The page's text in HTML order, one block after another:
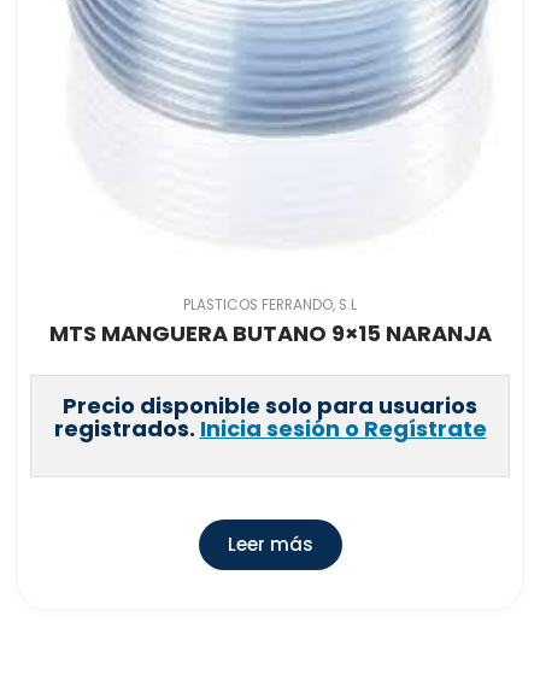
PLASTICOS FERRANDO, S.L
MTS MANGUERA BUTANO 9×15 NARANJA
Precio disponible solo para usuarios
registrados. Inicia sesión o Regístrate
Leer más